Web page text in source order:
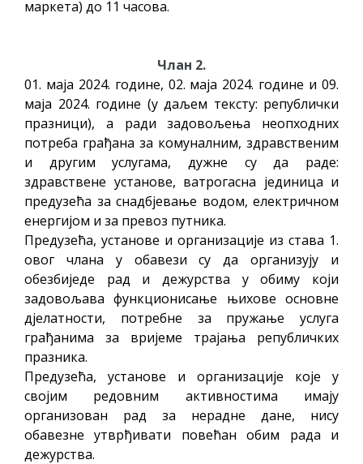
маркета) до 11 часова.
Члан 2.
01. маја 2024. године, 02. маја 2024. године и 09.
маја 2024. године (у даљем тексту: републички
празници), а ради задовољења неопходних
потреба грађана за комуналним, здравственим
и другим услугама, дужне су да раде:
здравствене установе, ватрогасна јединица и
предузећа за снадбјевање водом, електричном
енергијом и за превоз путника.
Предузећа, установе и организације из става 1.
овог члана у обавези су да организују и
обезбиједе рад и дежурства у обиму који
задовољава функционисање њихове основне
дјелатности, потребне за пружање услуга
грађанима за вријеме трајања републичких
празника.
Предузећа, установе и организације које у
својим редовним активностима имају
организован рад за нерадне дане, нису
обавезне утврђивати повећан обим рада и
дежурства.